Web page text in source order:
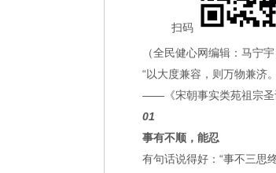
扫码
（全民健心网编辑：马宁宇
“以大度兼容，则万物兼济
——《宋朝事实类苑祖宗圣
01
事有不顺，能忍
有句话说得好：“事不三思